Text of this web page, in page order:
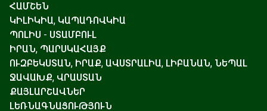
ՀԱՄՇԵՆ
ԿԻԼԻԿԻԱ, ԿԱՊԱԴՈՎԿԻԱ
ՊՈԼԻՍ - ՍՏԱՄԲՈՒԼ
ԻՐԱՆ, ՊԱՐՍԿԱՀԱՅՔ
ՈՒԶԲԵԿՍՏԱՆ, ԻՐԱՔ, ԱՎՍՏՐԱԼԻԱ, ԼԻԲԱՆԱՆ, ՆԵՊԱԼ
ՋԱՎԱԽՔ, ՎՐԱՍՏԱՆ
ՔԱՅԼԱՐՇԱՎՆԵՐ
ԼԵՌՆԱԳՆԱՑՈՒԹՅՈՒՆ